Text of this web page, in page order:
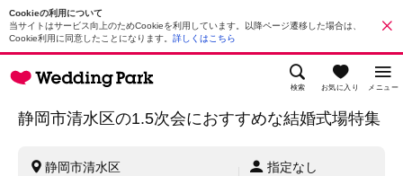
Cookieの利用について
当サイトはサービス向上のためCookieを利用しています。以降ページ遷移した場合は、
Cookie利用に同意したことになります。 詳しくはこちら
検索 お気に入り メニュー
静岡市清水区の1.5次会におすすめな結婚式場特集
静岡市清水区 指定なし